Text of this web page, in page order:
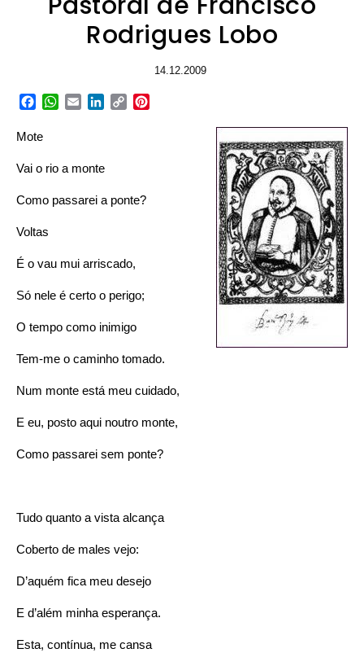
Rodrigues Lobo
14.12.2009
Facebook
WhatsApp
EmailLinkedIn
Copy
Mote
Vai o rio a monte
Como passarei a ponte?
Voltas
É o vau mui arriscado,
Só nele é certo o perigo;
O tempo como inimigo
Tem-me o caminho tomado.
Num monte está meu cuidado,
E eu, posto aqui noutro monte,
Como passarei sem ponte?
Tudo quanto a vista alcança
Coberto de males vejo:
D’aquém fica meu desejo
E d’além minha esperança.
Esta, contínua, me cansa